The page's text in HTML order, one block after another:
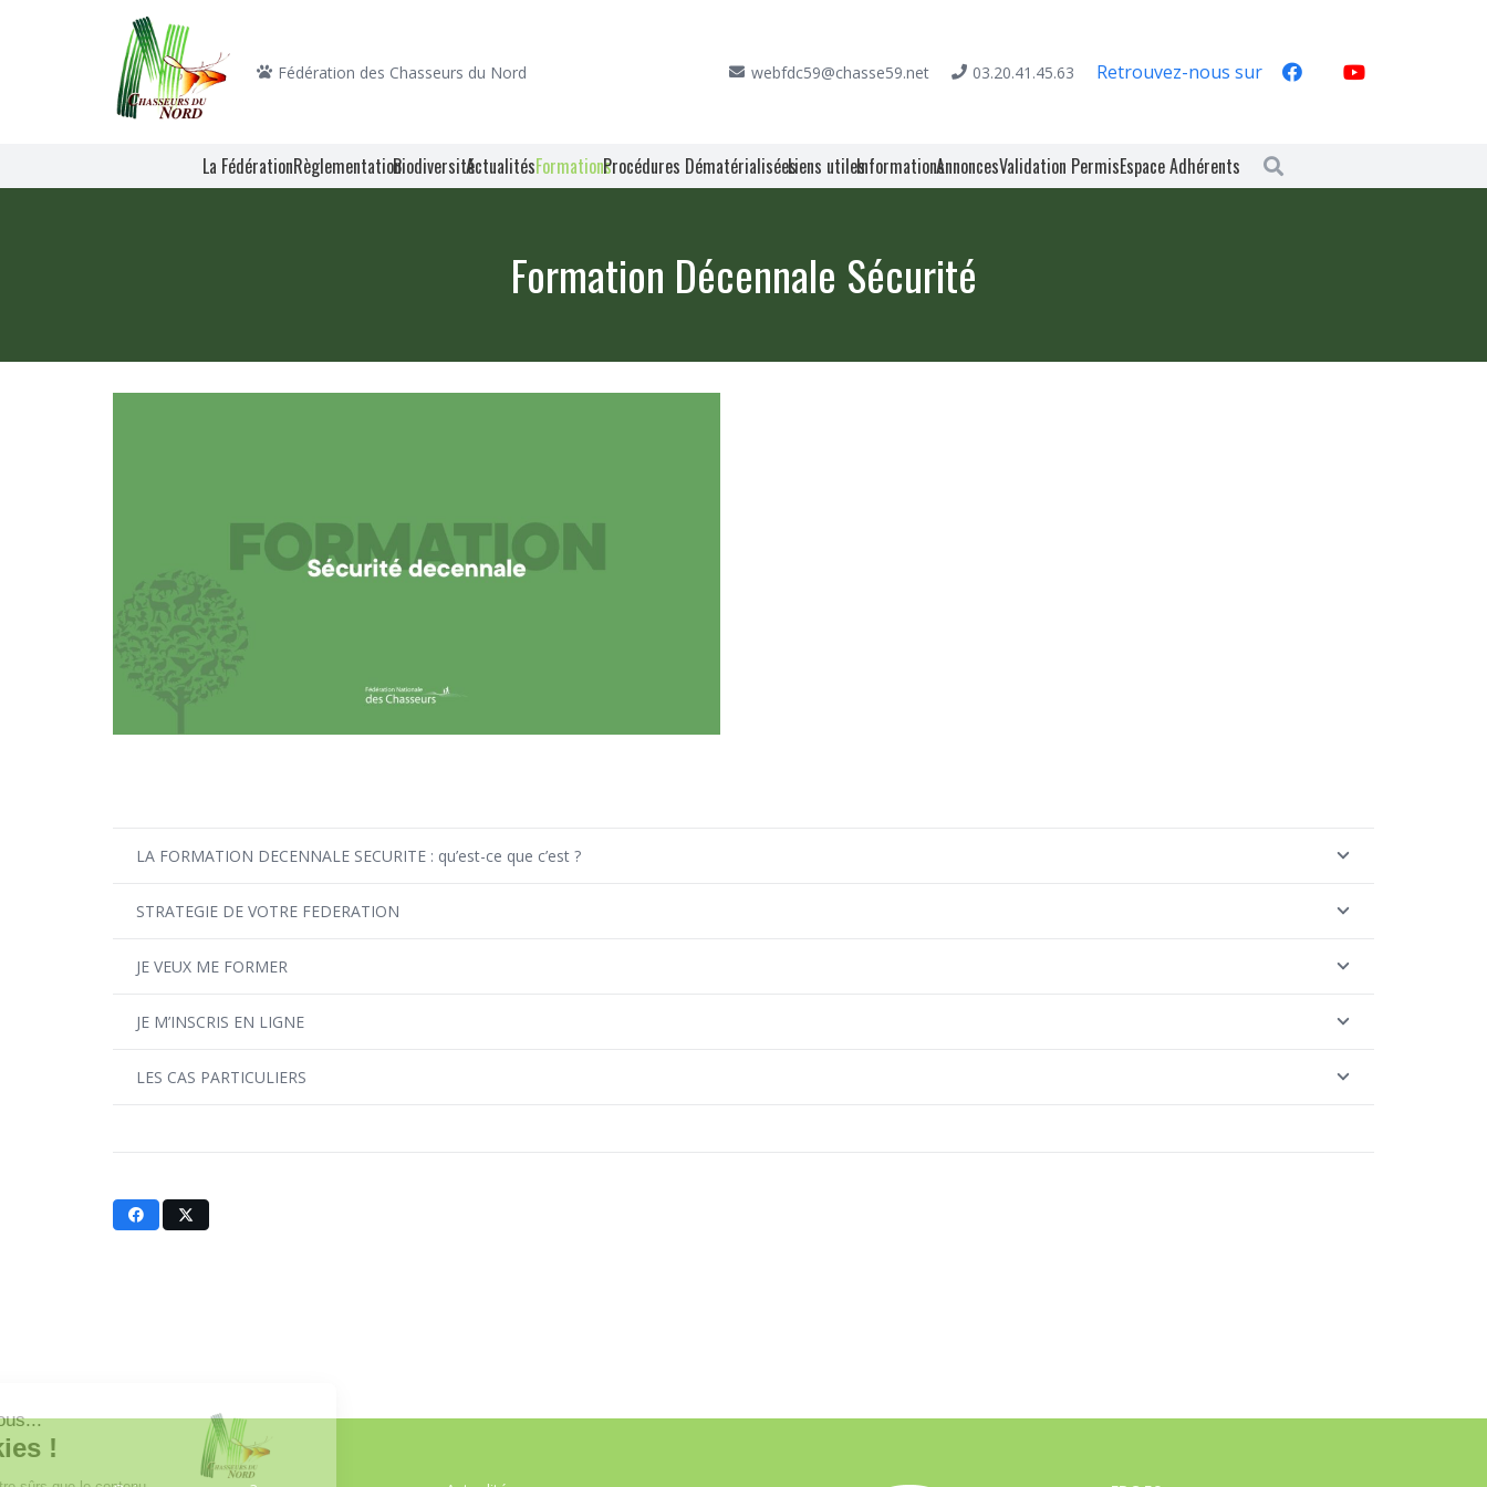
Fédération des Chasseurs du Nord webfdc59@chasse59.net 03.20.41.45.63 Retrouvez-nous sur
La FédérationRèglementationBiodiversitéActualitésFormationsProcédures DématérialiséesLiens utilesInformationsAnnoncesValidation PermisEspace Adhérents
Formation Décennale Sécurité
LA FORMATION DECENNALE SECURITE : qu’est-ce que c’est ?
STRATEGIE DE VOTRE FEDERATION
JE VEUX ME FORMER
JE M’INSCRIS EN LIGNE
LES CAS PARTICULIERS